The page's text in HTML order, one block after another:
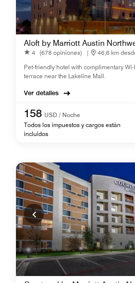
Aloft by Marriott Austin
4 (678 opiniones) |
46,6 km
Pet-friendly hotel with complimentary
terrace near the Lakeline Mall.
Ver detalles
158 USD / Noche
Todos los impuestos y cargos están
incluidos